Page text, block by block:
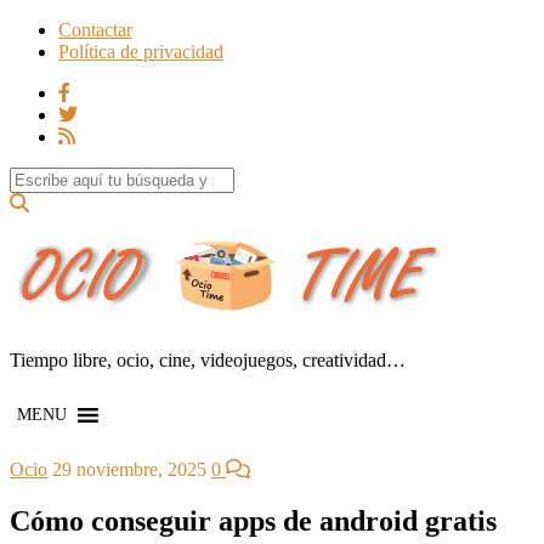
Contactar
Política de privacidad
Search for:
Tiempo libre, ocio, cine, videojuegos, creatividad…
MENU
Ocio 29 noviembre, 2025 0
Cómo conseguir apps de android gratis